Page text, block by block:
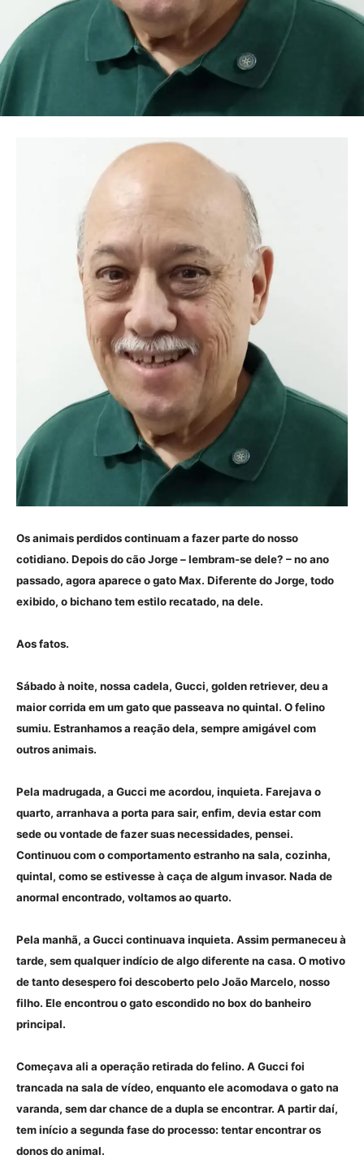
Os animais perdidos continuam a fazer parte do nosso
cotidiano. Depois do cão Jorge – lembram-se dele? – no ano
passado, agora aparece o gato Max. Diferente do Jorge, todo
exibido, o bichano tem estilo recatado, na dele.
Aos fatos.
Sábado à noite, nossa cadela, Gucci, golden retriever, deu a
maior corrida em um gato que passeava no quintal. O felino
sumiu. Estranhamos a reação dela, sempre amigável com
outros animais.
Pela madrugada, a Gucci me acordou, inquieta. Farejava o
quarto, arranhava a porta para sair, enfim, devia estar com
sede ou vontade de fazer suas necessidades, pensei.
Continuou com o comportamento estranho na sala, cozinha,
quintal, como se estivesse à caça de algum invasor. Nada de
anormal encontrado, voltamos ao quarto.
Pela manhã, a Gucci continuava inquieta. Assim permaneceu à
tarde, sem qualquer indício de algo diferente na casa. O motivo
de tanto desespero foi descoberto pelo João Marcelo, nosso
filho. Ele encontrou o gato escondido no box do banheiro
principal.
Começava ali a operação retirada do felino. A Gucci foi
trancada na sala de vídeo, enquanto ele acomodava o gato na
varanda, sem dar chance de a dupla se encontrar. A partir daí,
tem início a segunda fase do processo: tentar encontrar os
donos do animal.